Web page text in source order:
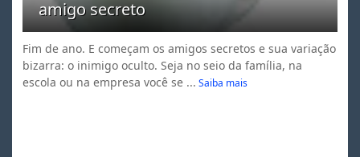
amigo secreto
Fim de ano. E começam os amigos secretos e sua variação
bizarra: o inimigo oculto. Seja no seio da família, na
escola ou na empresa você se ... Saiba mais